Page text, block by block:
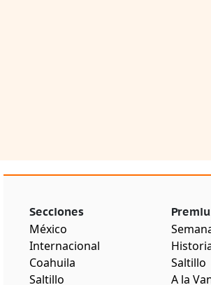
Secciones
México
Internacional
Coahuila
Saltillo
Saltillo
A la